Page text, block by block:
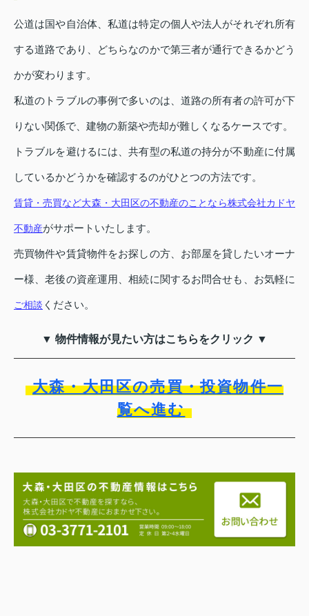
公道は国や自治体、私道は特定の個人や法人がそれぞれ所有
する道路であり、どちらなのかで第三者が通行できるかどう
かが変わります。
私道のトラブルの事例で多いのは、道路の所有者の許可が下
りない関係で、建物の新築や売却が難しくなるケースです。
トラブルを避けるには、共有型の私道の持分が不動産に付属
しているかどうかを確認するのがひとつの方法です。
賃貸・売買など大森・大田区の不動産のことなら株式会社カドヤ
不動産がサポートいたします。
売買物件や賃貸物件をお探しの方、お部屋を貸したいオーナ
ー様、老後の資産運用、相続に関するお問合せも、お気軽に
ご相談 ください。
▼ 物件情報が見たい方はこちらをクリック ▼
大森・大田区の売買・投資物件一
覧へ進む